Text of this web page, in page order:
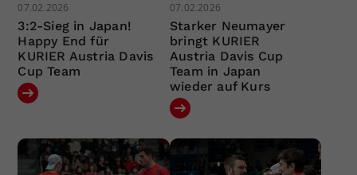
07.02.2026
3:2-Sieg in Japan!
Happy End für
KURIER Austria Davis
Cup Team
07.02.2026
Starker Neumayer
bringt KURIER
Austria Davis Cup
Team in Japan
wieder auf Kurs